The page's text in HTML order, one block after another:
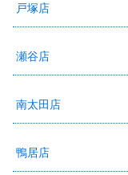
戸塚店
瀬谷店
南太田店
鴨居店